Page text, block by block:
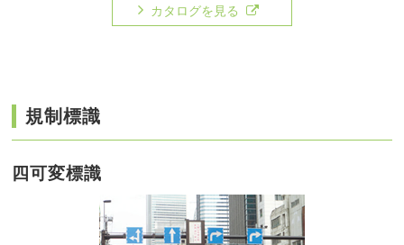
カタログを見る
規制標識
四可変標識